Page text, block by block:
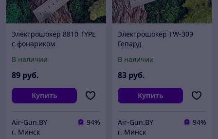
Электрошокер 8810 TYPE
с фонариком
В наличии
89 руб.
Купить
Air-Gun.BY
94%
г. Минск
Электрошокер TW-309
Гепард
В наличии
83 руб.
Купить
Air-Gun.BY
94%
г. Минск